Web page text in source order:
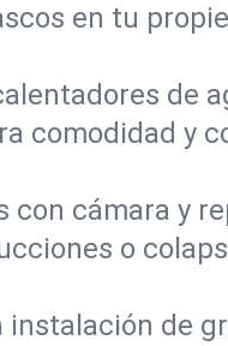
en tu
de
comodidad y
con cámara y
o
de